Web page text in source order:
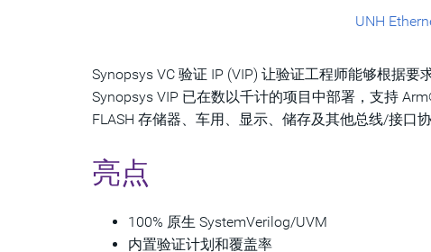
UNH
Synopsys VC 验证 IP (VIP) 让验证工程师能够根据要
Synopsys VIP 已在数以千计的项目中部署，支持
FLASH 存储器、车用、显示、储存及其他总线/接口协
亮点
100% 原生 SystemVerilog/UVM
内置验证计划和覆盖率